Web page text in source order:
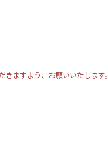
ますよう、お願いいたします。